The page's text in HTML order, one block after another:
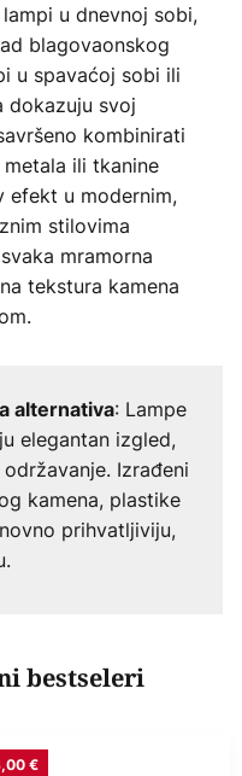
u dnevnoj sobi,
blagovaonskog
u spavaćoj sobi ili
dokazuju svoj
kombinirati
ili tkanine
efekt u modernim,
stilovima
mramorna
tekstura kamena
alternativa: Lampe
elegantan izgled,
Izrađeni
kamena, plastike
prihvatljiviju,
bestseleri
€